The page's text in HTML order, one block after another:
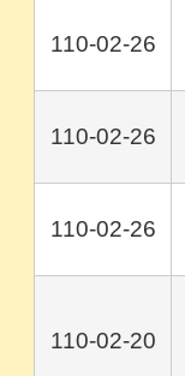
110-02-26
110-02-26
110-02-26
110-02-20